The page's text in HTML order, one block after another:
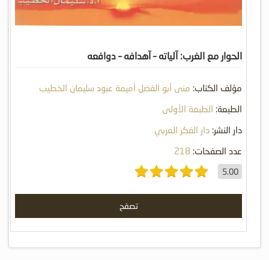
الحوار مع الغرب: آلياته – آهدافه – دوافعه
مؤلف الكتاب: منى أبو الفضل أميمة عبود سليمان الخطيب
الطبعة: الطبعة الأولى
دار النشر: دار الفكر العربي
عدد الصفحات: 218
5.00
تصفح